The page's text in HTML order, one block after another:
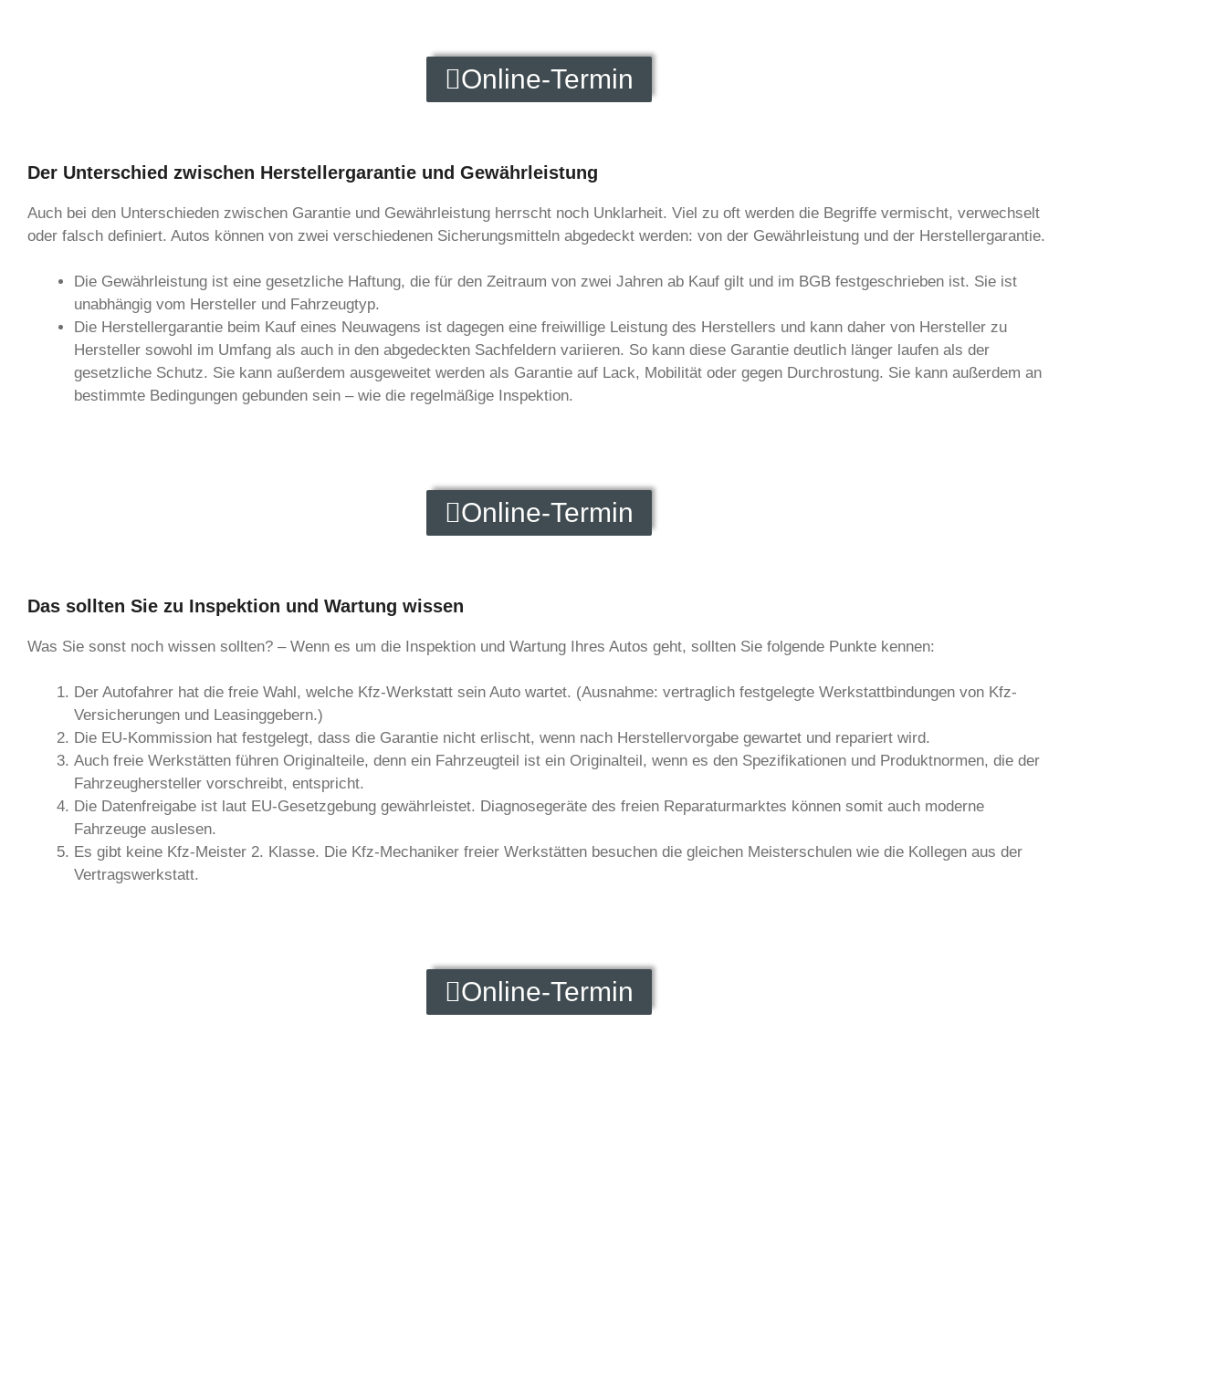
Online-Termin
Der Unterschied zwischen Herstellergarantie und Gewährleistung
Auch bei den Unterschieden zwischen Garantie und Gewährleistung herrscht noch Unklarheit. Viel zu oft werden die Begriffe vermischt, verwechselt
oder falsch definiert. Autos können von zwei verschiedenen Sicherungsmitteln abgedeckt werden: von der Gewährleistung und der Herstellergarantie.
Die Gewährleistung ist eine gesetzliche Haftung, die für den Zeitraum von zwei Jahren ab Kauf gilt und im BGB festgeschrieben ist. Sie ist
unabhängig vom Hersteller und Fahrzeugtyp.
Die Herstellergarantie beim Kauf eines Neuwagens ist dagegen eine freiwillige Leistung des Herstellers und kann daher von Hersteller zu
Hersteller sowohl im Umfang als auch in den abgedeckten Sachfeldern variieren. So kann diese Garantie deutlich länger laufen als der
gesetzliche Schutz. Sie kann außerdem ausgeweitet werden als Garantie auf Lack, Mobilität oder gegen Durchrostung. Sie kann außerdem an
bestimmte Bedingungen gebunden sein – wie die regelmäßige Inspektion.
Online-Termin
Das sollten Sie zu Inspektion und Wartung wissen
Was Sie sonst noch wissen sollten? – Wenn es um die Inspektion und Wartung Ihres Autos geht, sollten Sie folgende Punkte kennen:
Der Autofahrer hat die freie Wahl, welche Kfz-Werkstatt sein Auto wartet. (Ausnahme: vertraglich festgelegte Werkstattbindungen von Kfz-
Versicherungen und Leasinggebern.)
Die EU-Kommission hat festgelegt, dass die Garantie nicht erlischt, wenn nach Herstellervorgabe gewartet und repariert wird.
Auch freie Werkstätten führen Originalteile, denn ein Fahrzeugteil ist ein Originalteil, wenn es den Spezifikationen und Produktnormen, die der
Fahrzeughersteller vorschreibt, entspricht.
Die Datenfreigabe ist laut EU-Gesetzgebung gewährleistet. Diagnosegeräte des freien Reparaturmarktes können somit auch moderne
Fahrzeuge auslesen.
Es gibt keine Kfz-Meister 2. Klasse. Die Kfz-Mechaniker freier Werkstätten besuchen die gleichen Meisterschulen wie die Kollegen aus der
Vertragswerkstatt.
Online-Termin